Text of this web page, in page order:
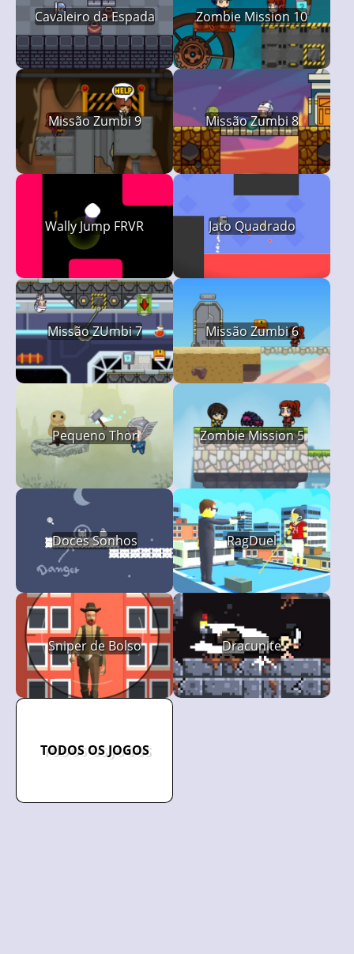
Cavaleiro da Espada Zombie Mission 10
Missão Zumbi 9 Missão Zumbi 8
Wally Jump FRVR Jato Quadrado
Missão ZUmbi 7 Missão Zumbi 6
Pequeno Thor Zombie Mission 5
Doces Sonhos RagDuel
Sniper de Bolso Dracunite
TODOS OS JOGOS